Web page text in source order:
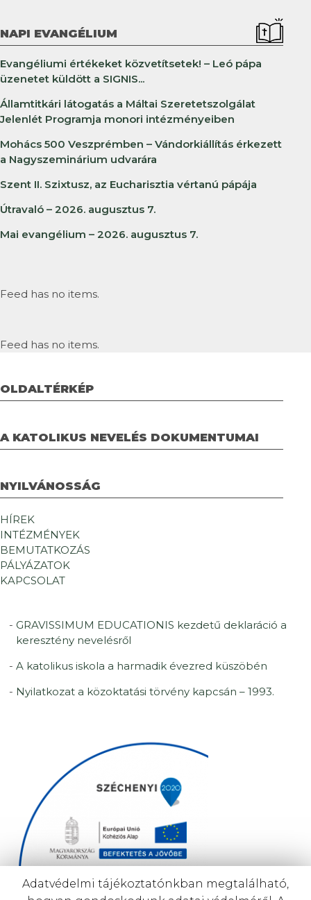
NAPI EVANGÉLIUM
Evangéliumi értékeket közvetítsetek! – Leó pápa
üzenetet küldött a SIGNIS...
Államtitkári látogatás a Máltai Szeretetszolgálat
Jelenlét Programja monori intézményeiben
Mohács 500 Veszprémben – Vándorkiállítás érkezett
a Nagyszeminárium udvarára
Szent II. Szixtusz, az Eucharisztia vértanú pápája
Útravaló – 2026. augusztus 7.
Mai evangélium – 2026. augusztus 7.
Feed has no items.
Feed has no items.
OLDALTÉRKÉP
A KATOLIKUS NEVELÉS DOKUMENTUMAI
NYILVÁNOSSÁG
HÍREK
INTÉZMÉNYEK
BEMUTATKOZÁS
PÁLYÁZATOK
KAPCSOLAT
GRAVISSIMUM EDUCATIONIS kezdetű deklaráció a
keresztény nevelésről
A katolikus iskola a harmadik évezred küszöbén
Nyilatkozat a közoktatási törvény kapcsán – 1993.
Adatvédelmi tájékoztatónkban megtalálható,